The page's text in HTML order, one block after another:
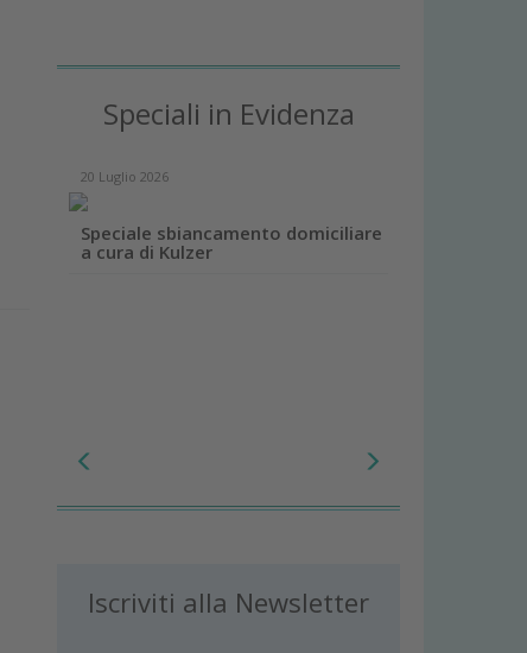
Speciali in Evidenza
20 Luglio 2026
Speciale sbiancamento domiciliare
a cura di Kulzer
Iscriviti alla Newsletter